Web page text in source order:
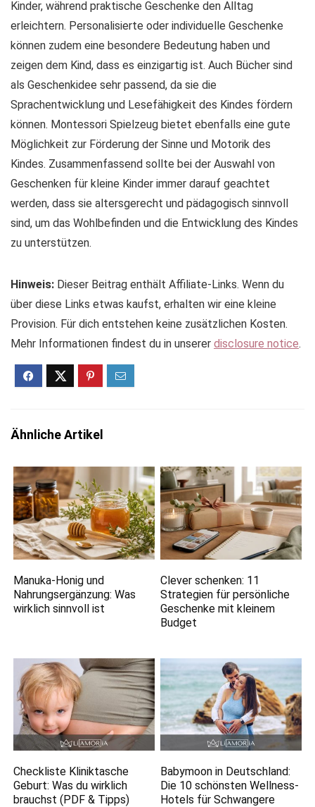
Kinder, während praktische Geschenke den Alltag
erleichtern. Personalisierte oder individuelle Geschenke
können zudem eine besondere Bedeutung haben und
zeigen dem Kind, dass es einzigartig ist. Auch Bücher sind
als Geschenkidee sehr passend, da sie die
Sprachentwicklung und Lesefähigkeit des Kindes fördern
können. Montessori Spielzeug bietet ebenfalls eine gute
Möglichkeit zur Förderung der Sinne und Motorik des
Kindes. Zusammenfassend sollte bei der Auswahl von
Geschenken für kleine Kinder immer darauf geachtet
werden, dass sie altersgerecht und pädagogisch sinnvoll
sind, um das Wohlbefinden und die Entwicklung des Kindes
zu unterstützen.
Hinweis: Dieser Beitrag enthält Affiliate-Links. Wenn du
über diese Links etwas kaufst, erhalten wir eine kleine
Provision. Für dich entstehen keine zusätzlichen Kosten.
Mehr Informationen findest du in unserer disclosure notice.
Ähnliche Artikel
Manuka-Honig und
Nahrungsergänzung: Was
wirklich sinnvoll ist
Clever schenken: 11
Strategien für persönliche
Geschenke mit kleinem
Budget
Checkliste Kliniktasche
Geburt: Was du wirklich
brauchst (PDF & Tipps)
Babymoon in Deutschland:
Die 10 schönsten Wellness-
Hotels für Schwangere